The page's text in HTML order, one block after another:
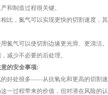
和制造过程很关键。
比，氮气可以实现更快的切割速度，
氮气可以使切割边缘更光滑、更清洁
减少不必要的后处理。
的安全事项:
处很多——从抗氧化和更高的切割
一过程带来的价值，但对潜在风险的